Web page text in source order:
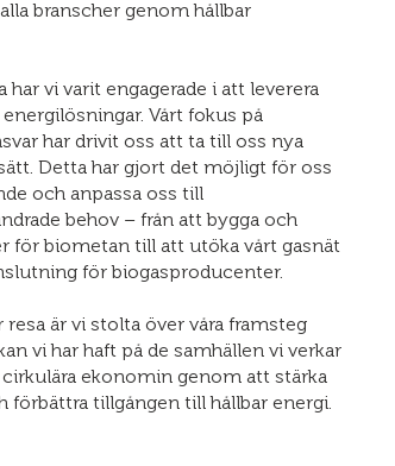
branscher genom hållbar
har vi varit engagerade i att leverera
Vårt fokus på
har drivit oss att ta till oss nya
Detta har gjort det möjligt för oss
och anpassa oss till
behov – från att bygga och
för biometan till att utöka vårt gasnät
för biogasproducenter.
resa är vi stolta över våra framsteg
vi har haft på de samhällen vi verkar
ekonomin genom att stärka
förbättra tillgången till hållbar energi.